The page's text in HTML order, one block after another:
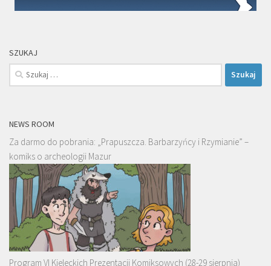
SZUKAJ
Szukaj:
NEWS ROOM
Za darmo do pobrania: „Prapuszcza. Barbarzyńcy i Rzymianie” –
komiks o archeologii Mazur
Program VI Kieleckich Prezentacji Komiksowych (28-29 sierpnia)